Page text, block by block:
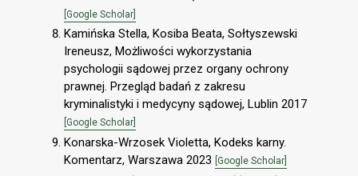
[Google Scholar]
Kamińska Stella, Kosiba Beata, Sołtyszewski
Ireneusz, Możliwości wykorzystania
psychologii sądowej przez organy ochrony
prawnej. Przegląd badań z zakresu
kryminalistyki i medycyny sądowej, Lublin 2017
[Google Scholar]
Konarska-Wrzosek Violetta, Kodeks karny.
Komentarz, Warszawa 2023 [Google Scholar]